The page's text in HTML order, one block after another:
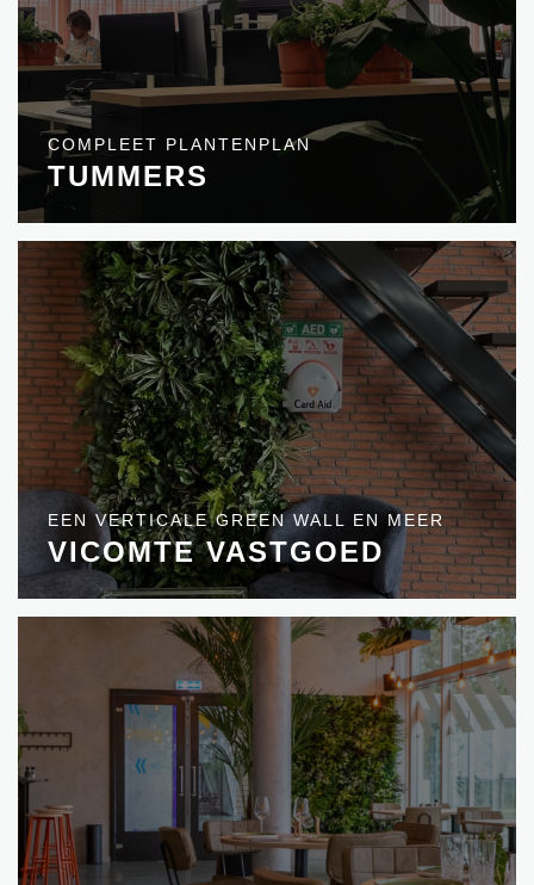
COMPLEET PLANTENPLAN
TUMMERS
EEN VERTICALE GREEN WALL EN MEER
VICOMTE VASTGOED